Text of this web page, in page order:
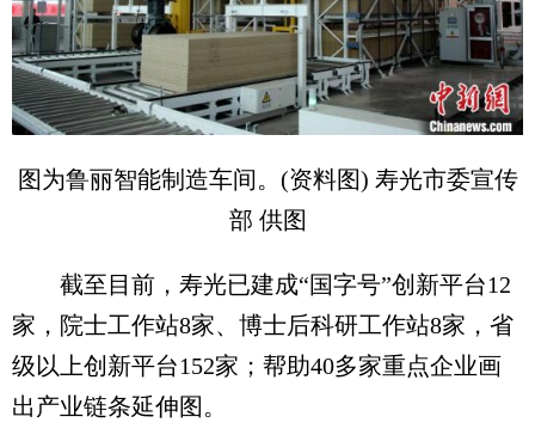
图为鲁丽智能制造车间。(资料图) 寿光市委宣传
部 供图
截至目前，寿光已建成“国字号”创新平台12
家，院士工作站8家、博士后科研工作站8家，省
级以上创新平台152家；帮助40多家重点企业画
出产业链条延伸图。